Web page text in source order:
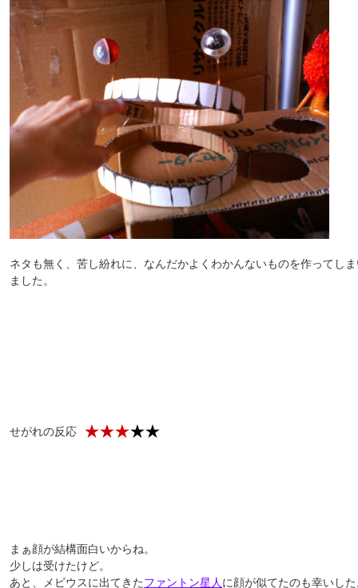
ネタも無く、苦し紛れに、なんだかよくわかんないものを作ってし
ました。
せがれの反応
まぁ顔が結構面白いからね。
少しは受けたけど。
あと、メビウスに出てきたファントン星人 に顔が似てたのも幸いし